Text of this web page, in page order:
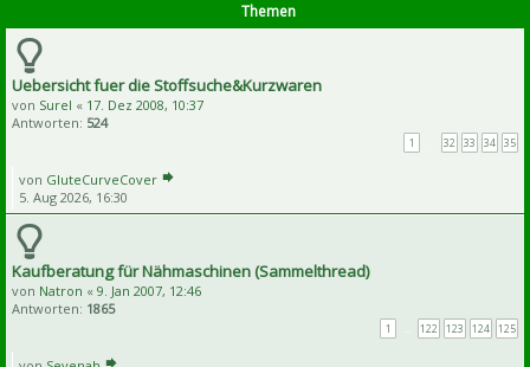
Themen
Uebersicht fuer die Stoffsuche&Kurzwaren
von Surel « 17. Dez 2008, 10:37
Antworten: 524
1 32 33 34 35
von GluteCurveCover
5. Aug 2026, 16:30
Kaufberatung für Nähmaschinen (Sammelthread)
von Natron « 9. Jan 2007, 12:46
Antworten: 1865
1 122 123 124 125